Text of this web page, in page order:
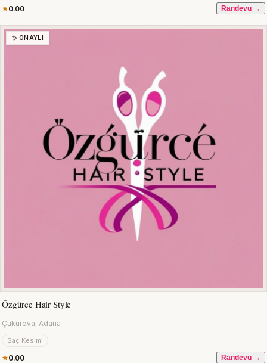
0.00 Randevu →
✨ ONAYLI
Özgürce Hair Style
Çukurova, Adana
Saç Kesimi
0.00 Randevu →